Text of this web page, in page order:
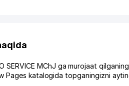
SERVICE MChJ ga murojaat
Pages katalogida topganingizni